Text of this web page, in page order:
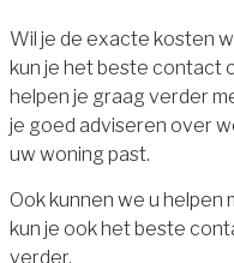
Wil je de exacte kosten
kun je het beste contact
helpen je graag verder
je goed adviseren over
uw woning past.
Ook kunnen we u
kun je ook het beste
verder.